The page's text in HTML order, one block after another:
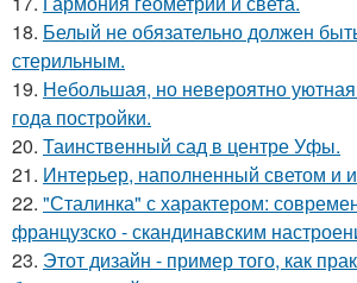
18. Белый не обязательно должен
стерильным.
19. Небольшая, но невероятно
года постройки.
20. Таинственный сад в центре Уфы.
21. Интерьер, наполненный светом и
22. "Сталинка" с характером:
французско - скандинавским
23. Этот дизайн - пример того, как